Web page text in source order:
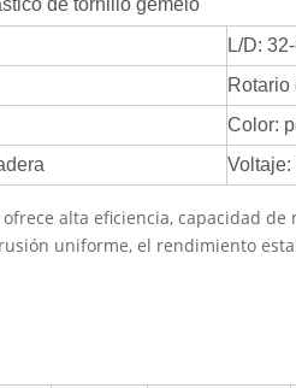
de tornillo gemelo
L/D:
Rotario
Color:
Voltaje:
alta eficiencia, capacidad
uniforme, el rendimiento